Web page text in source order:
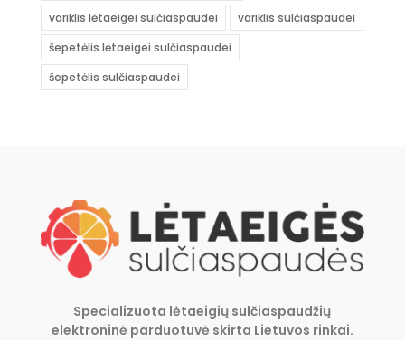
variklis lėtaeigei sulčiaspaudei
variklis sulčiaspaudei
šepetėlis lėtaeigei sulčiaspaudei
šepetėlis sulčiaspaudei
Specializuota lėtaeigių sulčiaspaudžių
elektroninė parduotuvė skirta Lietuvos rinkai.